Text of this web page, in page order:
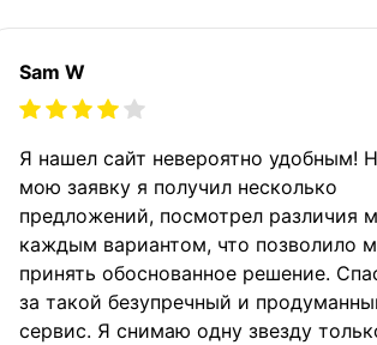
Sam W
Я нашел сайт невероятно удобным!
мою заявку я получил несколько
предложений, посмотрел различия
каждым вариантом, что позволило
принять обоснованное решение.
за такой безупречный и
сервис. Я снимаю одну звезду